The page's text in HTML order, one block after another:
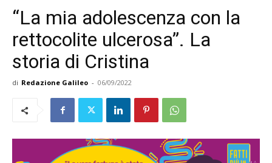
“La mia adolescenza con la
rettocolite ulcerosa”. La
storia di Cristina
di Redazione Galileo - 06/09/2022